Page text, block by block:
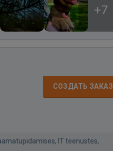
+7
СОЗДАТЬ ЗАКАЗ
IT teenustes,